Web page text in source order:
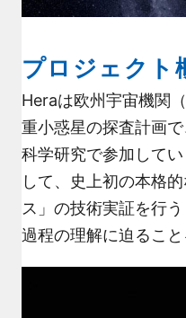
プロジェクト
Heraは欧州宇宙機関
重小惑星の探査計画
科学研究で参加して
して、史上初の本格
ス」の技術実証を行
過程の理解に迫ること